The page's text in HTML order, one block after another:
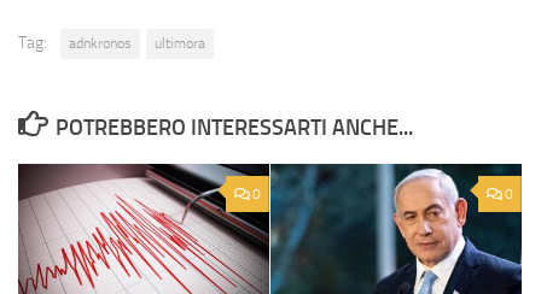
Tag: adnkronos ultimora
POTREBBERO INTERESSARTI ANCHE...
0 0